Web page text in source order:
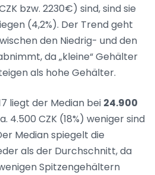
bzw. 2230€) sind, sind sie
(4,2%). Der Trend geht
den Niedrig- und den
da „kleine“ Gehälter
als hohe Gehälter.
liegt der Median bei 24.900
4.500 CZK (18%) weniger sind
Median spiegelt die
als der Durchschnitt, da
Spitzengehältern